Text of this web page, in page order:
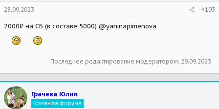
s
:
28.09.2023 #103
2000₽ на СБ (в составе 5000) @yaninapimenova
Последнее редактирование модератором: 29.09.2023
Грачева Юлия
Команда форума